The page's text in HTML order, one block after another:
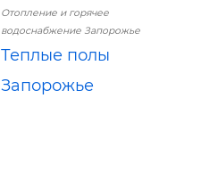
Отопление и горячее
водоснабжение Запорожье
Теплые полы
Запорожье